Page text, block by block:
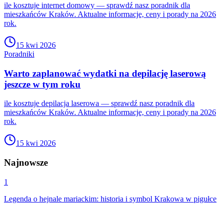
ile kosztuje internet domowy — sprawdź nasz poradnik dla
mieszkańców Kraków. Aktualne informacje, ceny i porady na 2026
rok.
15 kwi 2026
Poradniki
Warto zaplanować wydatki na depilację laserową
jeszcze w tym roku
ile kosztuje depilacja laserowa — sprawdź nasz poradnik dla
mieszkańców Kraków. Aktualne informacje, ceny i porady na 2026
rok.
15 kwi 2026
Najnowsze
1
Legenda o hejnale mariackim: historia i symbol Krakowa w pigułce